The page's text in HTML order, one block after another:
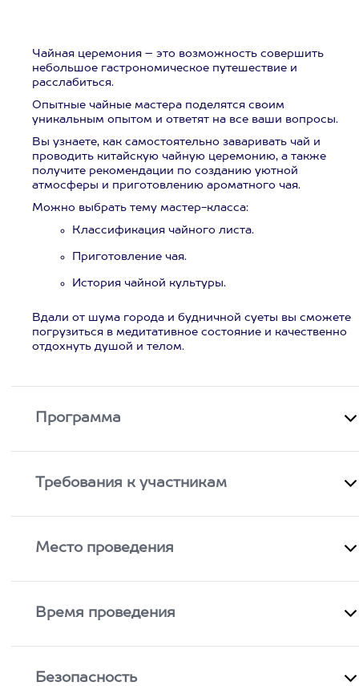
Чайная церемония – это возможность совершить
небольшое гастрономическое путешествие и
расслабиться.
Опытные чайные мастера поделятся своим
уникальным опытом и ответят на все ваши вопросы.
Вы узнаете, как самостоятельно заваривать чай и
проводить китайскую чайную церемонию, а также
получите рекомендации по созданию уютной
атмосферы и приготовлению ароматного чая.
Можно выбрать тему мастер-класса:
Классификация чайного листа.
Приготовление чая.
История чайной культуры.
Вдали от шума города и будничной суеты вы сможете
погрузиться в медитативное состояние и качественно
отдохнуть душой и телом.
Программа
Требования к участникам
Место проведения
Время проведения
Безопасность